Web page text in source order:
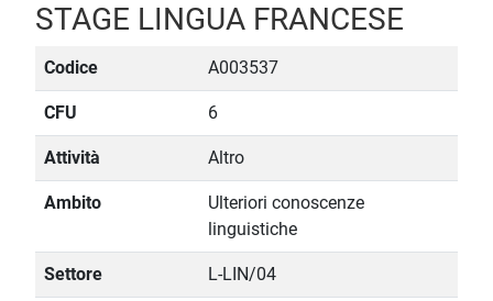
STAGE LINGUA FRANCESE
Codice A003537
CFU 6
Attività Altro
Ambito
Ulteriori conoscenze
linguistiche
Settore L-LIN/04